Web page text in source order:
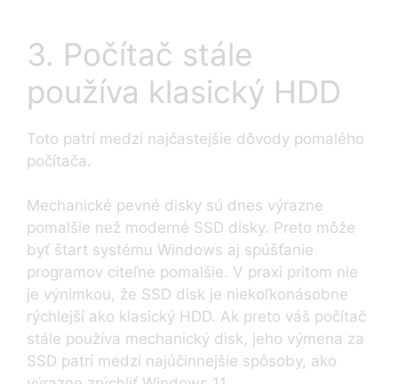
3. Počítač stále
používa klasický HDD
Toto patrí medzi najčastejšie dôvody pomalého
počítača.
Mechanické pevné disky sú dnes výrazne
pomalšie než moderné SSD disky. Preto môže
byť štart systému Windows aj spúšťanie
programov citeľne pomalšie. V praxi pritom nie
je výnimkou, že SSD disk je niekoľkonásobne
rýchlejší ako klasický HDD. Ak preto váš počítač
stále používa mechanický disk, jeho výmena za
SSD patrí medzi najúčinnejšie spôsoby, ako